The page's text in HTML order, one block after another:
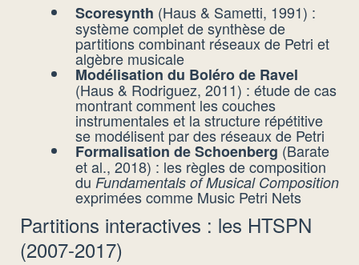
Scoresynth (Haus & Sametti, 1991) :
système complet de synthèse de
partitions combinant réseaux de Petri et
algèbre musicale
Modélisation du Boléro de Ravel
(Haus & Rodriguez, 2011) : étude de cas
montrant comment les couches
instrumentales et la structure répétitive
se modélisent par des réseaux de Petri
Formalisation de Schoenberg (Barate
et al., 2018) : les règles de composition
du Fundamentals of Musical Composition
exprimées comme Music Petri Nets
Partitions interactives : les HTSPN
(2007-2017)